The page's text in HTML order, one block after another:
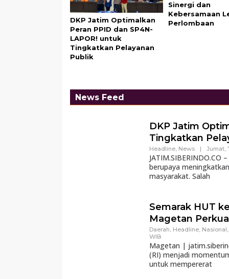
DKP Jatim Optimalkan
Peran PPID dan SP4N-
LAPOR! untuk
Tingkatkan Pelayanan
Publik
Sinergi dan
Kebersamaan
Perlombaan
News Feed
DKP Jatim
Tingkatkan
Headline, News | Jumat,
JATIM.SIBERINDO.CO
berupaya
masyarakat. Salah
Semarak HUT
Magetan
Daerah, Headline, Nasional,
WIB
Magetan |
(RI) menjadi
untuk mempererat